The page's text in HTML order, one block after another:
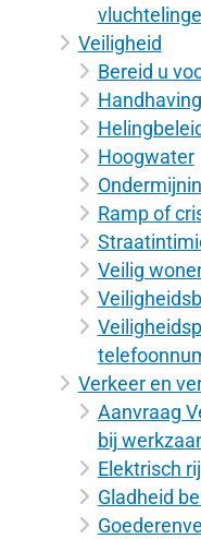
Veiligheid
Bereid u
Hoogwater
Ramp of
Veilig
Verkeer en
Aanvraag
bij
Elektrisch
Gladheid